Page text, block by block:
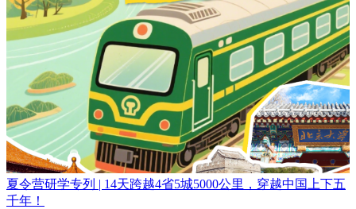
夏令营研学专列 | 14天跨越4省5城5000公里，穿越中国上下五
千年！